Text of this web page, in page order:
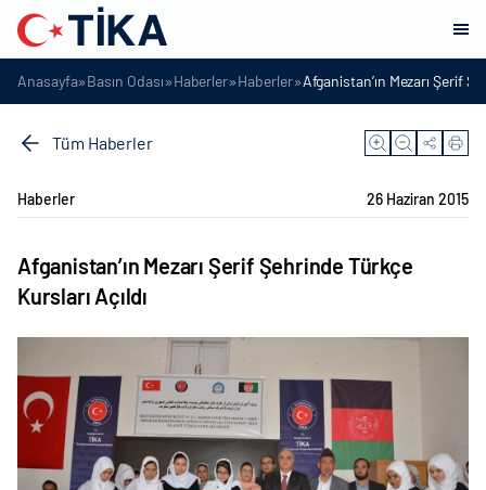
Anasayfa»Basın Odası»Haberler»Haberler»Afganistan’ın Mezarı Şerif
Tüm Haberler
Haberler 26 Haziran 2015
Afganistan’ın Mezarı Şerif Şehrinde Türkçe
Kursları Açıldı